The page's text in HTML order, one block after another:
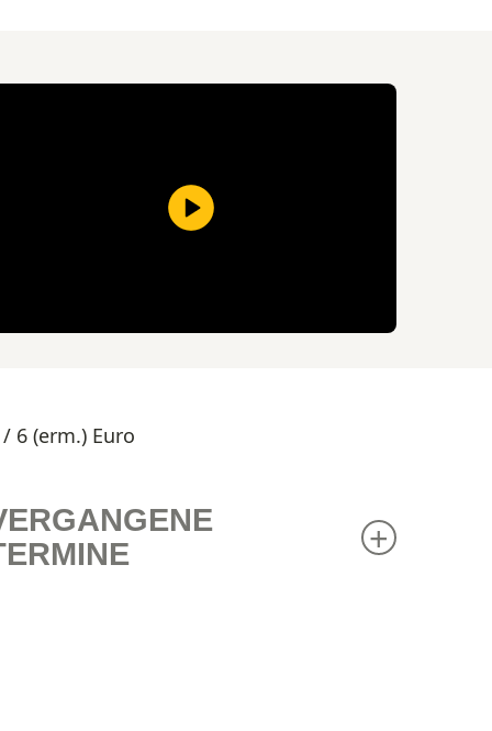
6 (erm.) Euro